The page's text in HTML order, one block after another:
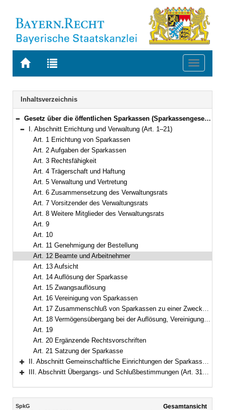
Zur
BAYERN.RECHT
Zur
letzten
Suche
Toggle
Navigation
Inhaltsverzeichnis
Bereich reduzieren
Gesetz über die öffentlichen Sparkassen (Sparkassengesetz – SpkG) In der Fassung der Bekanntmachung vom 1. Oktober 1956 (BayRS II S. 476) BayRS 2025-1-I (Art. 1–32)
Bereich reduzieren
I. Abschnitt Errichtung und Verwaltung (Art. 1–21)
Art. 1 Errichtung von Sparkassen
Art. 2 Aufgaben der Sparkassen
Art. 3 Rechtsfähigkeit
Art. 4 Trägerschaft und Haftung
Art. 5 Verwaltung und Vertretung
Art. 6 Zusammensetzung des Verwaltungsrats
Art. 7 Vorsitzender des Verwaltungsrats
Art. 8 Weitere Mitglieder des Verwaltungsrats
Art. 9
Art. 10
Art. 11 Genehmigung der Bestellung
Art. 12 Beamte und Arbeitnehmer
Art. 13 Aufsicht
Art. 14 Auflösung der Sparkasse
Art. 15 Zwangsauflösung
Art. 16 Vereinigung von Sparkassen
Art. 17 Zusammenschluß von Sparkassen zu einer Zweckverbandssparkasse
Art. 18 Vermögensübergang bei der Auflösung, Vereinigung und beim Zusammenschluß von Sparkassen
Art. 19
Art. 20 Ergänzende Rechtsvorschriften
Art. 21 Satzung der Sparkasse
Bereich erweitern
II. Abschnitt Gemeinschaftliche Einrichtungen der Sparkassen (Art. 22–30)
III. Abschnitt Übergangs- und Schlußbestimmungen (Art. 31–32)
Inhalt
SpkG
Gesamtansicht